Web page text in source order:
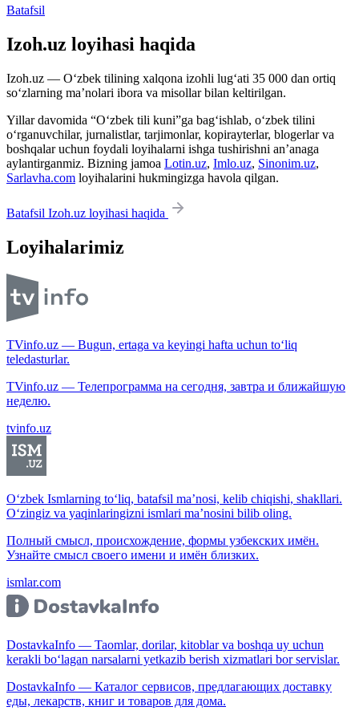
Batafsil
Izoh.uz loyihasi haqida
Izoh.uz — O‘zbek tilining xalqona izohli lug‘ati 35 000 dan ortiq
so‘zlarning ma’nolari ibora va misollar bilan keltirilgan.
Yillar davomida “O‘zbek tili kuni”ga bag‘ishlab, o‘zbek tilini
o‘rganuvchilar, jurnalistlar, tarjimonlar, kopirayterlar, blogerlar va
boshqalar uchun foydali loyihalarni ishga tushirishni an’anaga
aylantirganmiz. Bizning jamoa Lotin.uz, Imlo.uz, Sinonim.uz,
Sarlavha.com loyihalarini hukmingizga havola qilgan.
Batafsil Izoh.uz loyihasi haqida
Loyihalarimiz
TVinfo.uz — Bugun, ertaga va keyingi hafta uchun to‘liq
teledasturlar.
TVinfo.uz — Телепрограмма на сегодня, завтра и ближайшую
неделю.
tvinfo.uz
O‘zbek Ismlarning to‘liq, batafsil ma’nosi, kelib chiqishi, shakllari.
O‘zingiz va yaqinlaringizni ismlari ma’nosini bilib oling.
Полный смысл, происхождение, формы узбекских имён.
Узнайте смысл своего имени и имён близких.
ismlar.com
DostavkaInfo — Taomlar, dorilar, kitoblar va boshqa uy uchun
kerakli bo‘lagan narsalarni yetkazib berish xizmatlari bor servislar.
DostavkaInfo — Каталог сервисов, предлагающих доставку
еды, лекарств, книг и товаров для дома.